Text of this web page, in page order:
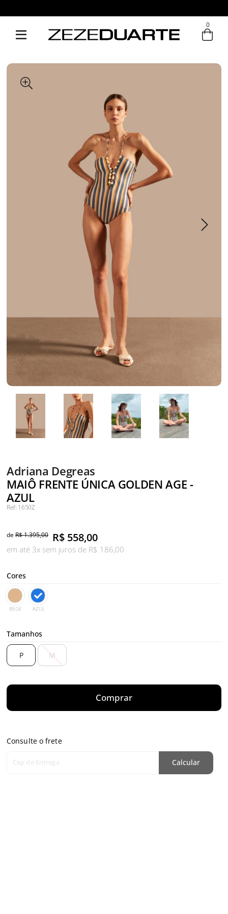
Entre com email ou cpf/cnpj
0
Adriana Degreas
MAIÔ FRENTE ÚNICA GOLDEN AGE -
AZUL
Ref: 1650Z
deR$ 1.395,00 R$ 558,00
em até 3x sem juros de R$ 186,00
Cores
BEGE AZUL
Tamanhos
P M
Comprar
Consulte o frete
Cep de Entrega Calcular